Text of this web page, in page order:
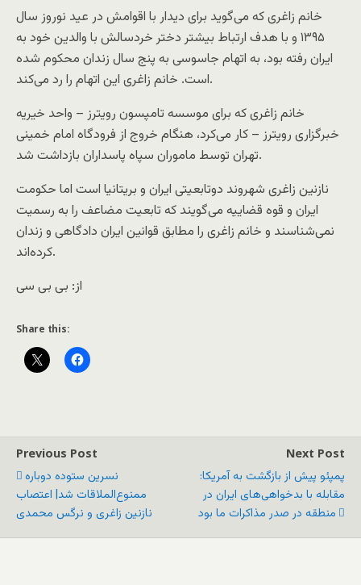
خانم زاغری که می‌گوید برای دیدار با اقوامش در عید نوروز سال
۱۳۹۵ و با هدف ارتباط بیشتر دختر خردسالش با والدین خود به
ایران رفته بود، به اتهام جاسوسی به پنج سال زندان محکوم شده
است. خانم زاغری این اتهام را رد می‌کند.
خانم زاغری که برای موسسه تامپسون رویترز – واحد خیریه
خبرگزاری رویترز – کار می‌کرد، هنگام خروج از فرودگاه امام خمینی
تهران توسط ماموران سپاه پاسداران بازداشت شد.
نازنین زاغری شهروند دوتابعیتی ایران و بریتانیا است اما حکومت
ایران و قوه قضاییه می‌گویند که تابعیت مضاعف را به رسمیت
نمی‌شناسند و خانم زاغری را مطابق قوانین ایران دادگاهی و زندان
کرده‌اند.
از: بی بی سی
Share this:
Previous Post
نسرین ستوده دوباره
ممنوع‌الملاقات شد| اعتصاب
نازنین زاغری و نرگس محمدی
Next Post
پمپئو پیش از بازگشت به آمریکا:‌
مقابله با بدخواهی‌های ایران در
منطقه در صدر مذاکرات ما بود